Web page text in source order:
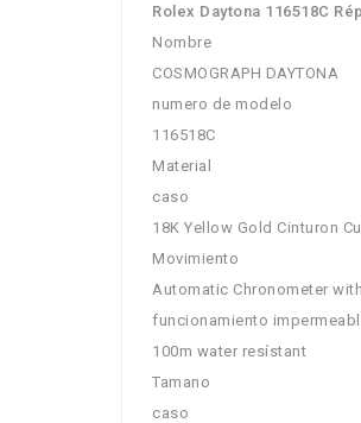
Rolex Daytona 116518C
Nombre
COSMOGRAPH DAYTONA
numero de modelo
116518C
Material
caso
18K Yellow Gold Cinturon
Movimiento
Automatic Chronometer
funcionamiento
100m water resístant
Tamano
caso